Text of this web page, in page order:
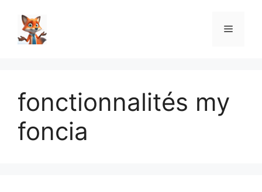
contenu
Menu
fonctionnalités my
foncia